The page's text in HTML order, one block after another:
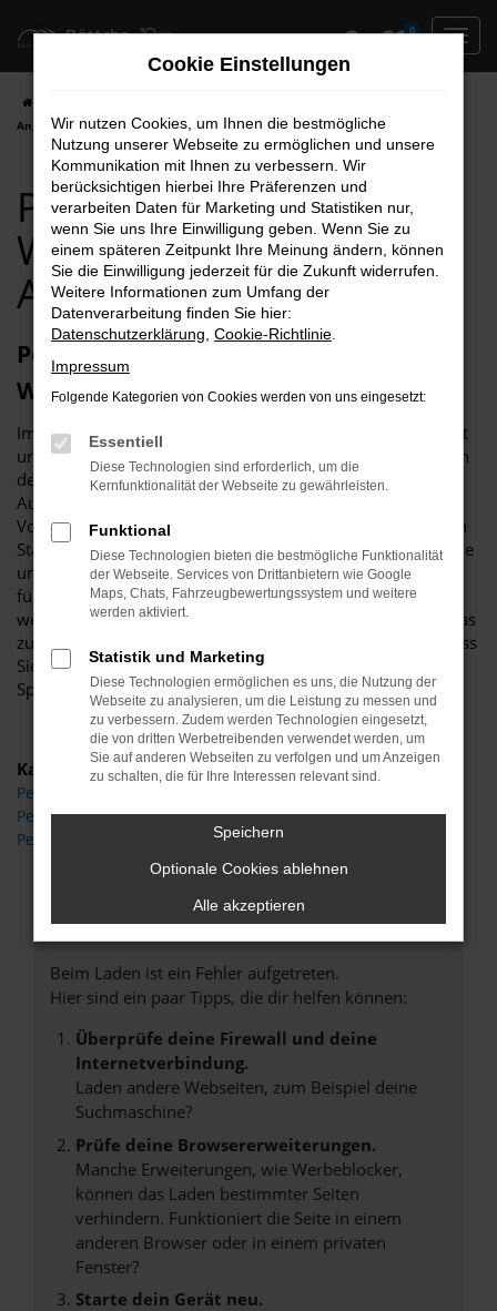
Zum
springen
0
Angebote
Peugeot 5008 für
Wittenberg Top
Angebote
Peugeot 5008 – unser Toptipp für
Wittenberg
Im Grund genommen, passt ein Peugeot 5008 in jede Stadt
und somit auch perfekt nach Wittenberg. Der Grund liegt in
der Vielseitigkeit dieses herausragenden Modells. Im
Autohaus Böttche wissen wir genau um die zahlreichen
Vorteile und lassen Sie gerne an einem unserer zahlreichen
Standorte einsteigen. Für uns steht Beratung an erster Stelle
und diese Beratung kommt auch in Sachen Peugeot 5008
für Wittenberg auf den Punkt. Wir besprechen im Vorfeld,
welche Motorisierung, welche Lackierung und welche Extras
zu Ihnen passen und gewünscht sind und sorgen dafür, dass
Sie exakt das Fahrzeug erhalten, das Sie sich wünschen.
Sprechen Sie uns an.
Kategorie
Peugeot 5008 Gebrauchtwagen Wittenberg
Peugeot 5008 Wittenberg
Peugeot 5008 Neuwagen Wittenberg
Fehler: Network Error
Beim Laden ist ein Fehler aufgetreten.
Hier sind ein paar Tipps, die dir helfen können:
Überprüfe deine Firewall und deine
Internetverbindung.
Laden andere Webseiten, zum Beispiel deine
Suchmaschine?
Prüfe deine Browsererweiterungen.
Manche Erweiterungen, wie Werbeblocker,
können das Laden bestimmter Seiten
verhindern. Funktioniert die Seite in einem
anderen Browser oder in einem privaten
Fenster?
Starte dein Gerät neu.
Cookie Einstellungen
Wir nutzen Cookies, um Ihnen die bestmögliche
Nutzung unserer Webseite zu ermöglichen und unsere
Kommunikation mit Ihnen zu verbessern. Wir
berücksichtigen hierbei Ihre Präferenzen und
verarbeiten Daten für Marketing und Statistiken nur,
wenn Sie uns Ihre Einwilligung geben. Wenn Sie zu
einem späteren Zeitpunkt Ihre Meinung ändern, können
Sie die Einwilligung jederzeit für die Zukunft widerrufen.
Weitere Informationen zum Umfang der
Datenverarbeitung finden Sie hier:
Datenschutzerklärung Cookie-Richtlinie
Impressum
Folgende Kategorien von Cookies werden von uns eingesetzt:
Essentiell
Diese Technologien sind erforderlich, um die
Kernfunktionalität der Webseite zu gewährleisten.
Funktional
Diese Technologien bieten die bestmögliche Funktionalität
der Webseite. Services von Drittanbietern wie Google
Maps, Chats, Fahrzeugbewertungssystem und weitere
werden aktiviert.
Statistik und Marketing
Diese Technologien ermöglichen es uns, die Nutzung der
Webseite zu analysieren, um die Leistung zu messen und
zu verbessern. Zudem werden Technologien eingesetzt,
die von dritten Werbetreibenden verwendet werden, um
Sie auf anderen Webseiten zu verfolgen und um Anzeigen
zu schalten, die für Ihre Interessen relevant sind.
Speichern
Optionale Cookies ablehnen
Alle akzeptieren